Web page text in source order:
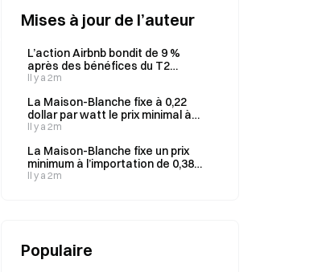
Mises à jour de l’auteur
L’action Airbnb bondit de 9 %
après des bénéfices du T2
supérieurs aux attentes, tandis
prévisions de chiffre d’affaires
pour le T3 à 4,69–4,77 milliards de
dollars.
Il y a 2m
La Maison-Blanche fixe à 0,22
dollar par watt le prix minimal à
l’importation des cellules solaires.
Il y a 2m
La Maison-Blanche fixe un prix
minimum à l’importation de 0,38
dollar par watt pour les
Il y a 2m
Populaire